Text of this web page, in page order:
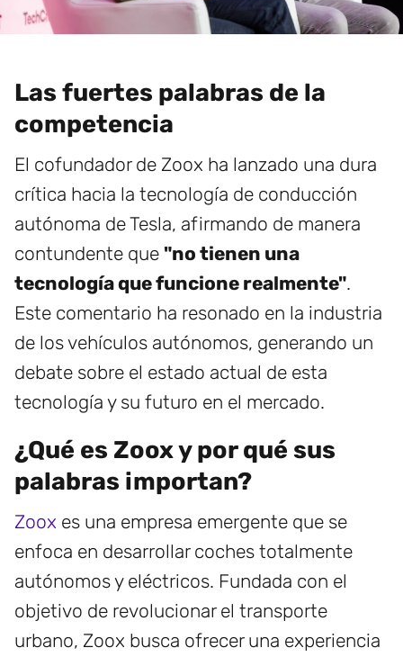
Las fuertes palabras de la
competencia
El cofundador de Zoox ha lanzado una dura
crítica hacia la tecnología de conducción
autónoma de Tesla, afirmando de manera
contundente que "no tienen una
tecnología que funcione realmente".
Este comentario ha resonado en la industria
de los vehículos autónomos, generando un
debate sobre el estado actual de esta
tecnología y su futuro en el mercado.
¿Qué es Zoox y por qué sus
palabras importan?
Zoox es una empresa emergente que se
enfoca en desarrollar coches totalmente
autónomos y eléctricos. Fundada con el
objetivo de revolucionar el transporte
urbano, Zoox busca ofrecer una experiencia